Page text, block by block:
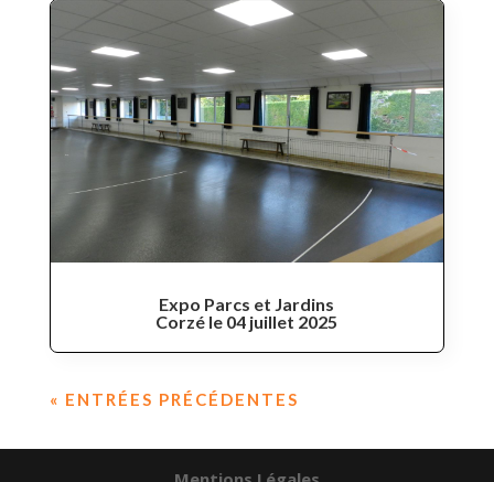
Expo Parcs et Jardins
Corzé le 04 juillet 2025
« ENTRÉES PRÉCÉDENTES